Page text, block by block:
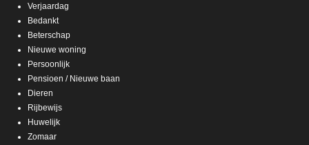
Verjaardag
Bedankt
Beterschap
Nieuwe woning
Persoonlijk
Pensioen / Nieuwe baan
Dieren
Rijbewijs
Huwelijk
Zomaar